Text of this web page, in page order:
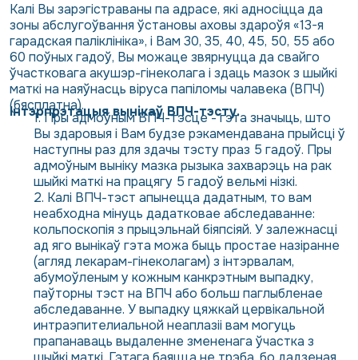
Калі Вы зарэгістраваны па адрасе, які адносіцца да
зоны абслугоўвання ўстановы аховы здароўя «13-я
гарадская паліклініка», і Вам 30, 35, 40, 45, 50, 55 або
60 поўных гадоў, Вы можаце звярнуцца да свайго
ўчастковага акушэр-гінеколага і здаць мазок з шыйкі
маткі на наяўнасць віруса папіломы чалавека (ВПЧ)
(бясплатна).
Інтэрпрэтацыя вынікаў ВПЧ-тэсту.
Пры адмоўным ВПЧ-тэсце - гэта значыць, што
Вы здаровыя і Вам будзе рэкамендавана прыйсці ў
наступны раз для здачы тэсту праз 5 гадоў. Пры
адмоўным выніку мазка рызыка захварэць на рак
шыйкі маткі на працягу 5 гадоў вельмі нізкі.
Калі ВПЧ-тэст апынецца дадатным, то вам
неабходна мінуць дадатковае абследаванне:
кольпоскопія з прыцэльнай біяпсіяй. У залежнасці
ад яго вынікаў гэта можа быць простае назіранне
(агляд лекарам-гінеколагам) з інтэрвалам,
абумоўленым у кожным канкрэтным выпадку,
паўторны тэст на ВПЧ або больш паглыбленае
абследаванне. У выпадку цяжкай цервікальной
интраэпителиальной неаплазіі вам могуць
прапанаваць выдаленне змененага ўчастка з